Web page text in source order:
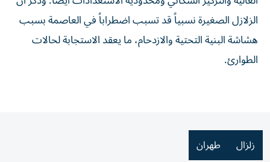
الزلازل الصغيرة نسبياً قد تسبب اضطراباً في العاصمة بسبب
‌هشاشة البنية ‌التحتية والازدحام، ما يعقد الاستجابة لحالات
⁠الطوارئ.
زلزال طهران